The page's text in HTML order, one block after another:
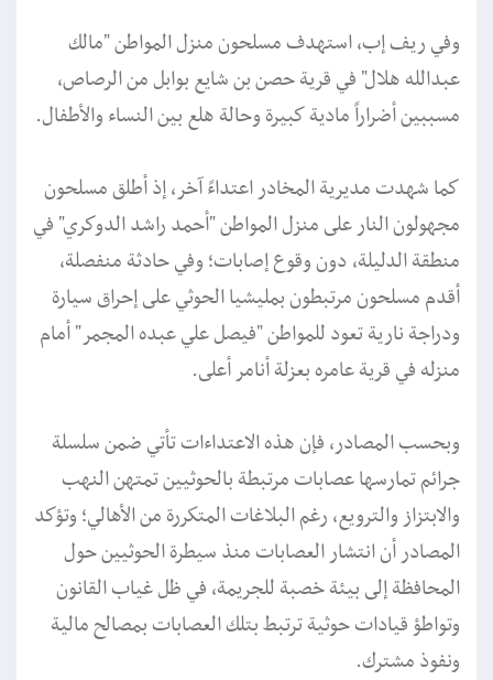
وفي ريف إب، استهدف مسلحون منزل المواطن "مالك
عبدالله هلال" في قرية حصن بن شايع بوابل من الرصاص،
مسببين أضراراً مادية كبيرة وحالة هلع بين النساء والأطفال.
كما شهدت مديرية المخادر اعتداءً آخر، إذ أطلق مسلحون
مجهولون النار على منزل المواطن "أحمد راشد الدوكري" في
منطقة الدليلة، دون وقوع إصابات؛ وفي حادثة منفصلة،
أقدم مسلحون مرتبطون بمليشيا الحوثي على إحراق سيارة
ودراجة نارية تعود للمواطن "فيصل علي عبده المجمر" أمام
منزله في قرية عامره بعزلة أنامر أعلى.
وبحسب المصادر، فإن هذه الاعتداءات تأتي ضمن سلسلة
جرائم تمارسها عصابات مرتبطة بالحوثيين تمتهن النهب
والابتزاز والترويع، رغم البلاغات المتكررة من الأهالي؛ وتؤكد
المصادر أن انتشار العصابات منذ سيطرة الحوثيين حول
المحافظة إلى بيئة خصبة للجريمة، في ظل غياب القانون
وتواطؤ قيادات حوثية ترتبط بتلك العصابات بمصالح مالية
ونفوذ مشترك.